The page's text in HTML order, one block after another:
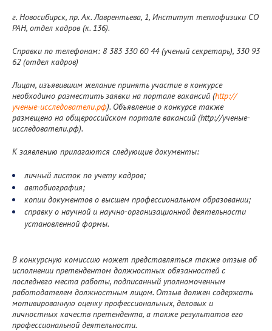
г. Новосибирск, пр. Ак. Лаврентьева, 1, Институт теплофизики СО
РАН, отдел кадров (к. 136).
Справки по телефонам: 8 383 330 60 44 (ученый секретарь), 330 93
62 (отдел кадров)
Лицам, изъявившим желание принять участие в конкурсе
необходимо разместить заявки на портале вакансий (http://
ученые-исследователи.рф). Объявление о конкурсе также
размещено на общероссийском портале вакансий (http://ученые-
исследователи.рф).
К заявлению прилагаются следующие документы:
личный листок по учету кадров;
автобиография;
копии документов о высшем профессиональном образовании;
справку о научной и научно-организационной деятельности
установленной формы.
В конкурсную комиссию может представляться также отзыв об
исполнении претендентом должностных обязанностей с
последнего места работы, подписанный уполномоченным
работодателем должностным лицом. Отзыв должен содержать
мотивированную оценку профессиональных, деловых и
личностных качеств претендента, а также результатов его
профессиональной деятельности.